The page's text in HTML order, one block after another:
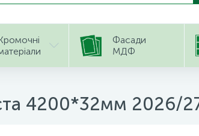
Фасади
МДФ
4200*32мм 2026/